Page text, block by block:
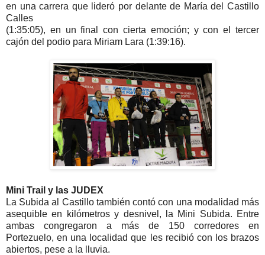
en una carrera que lideró por delante de María del Castillo
Calles
(1:35:05), en un final con cierta emoción; y con el tercer
cajón del podio para Miriam Lara (1:39:16).
Mini Trail y las JUDEX
La Subida al Castillo también contó con una modalidad más
asequible en kilómetros y desnivel, la Mini Subida. Entre
ambas congregaron a más de 150 corredores en
Portezuelo, en una localidad que les recibió con los brazos
abiertos, pese a la lluvia.